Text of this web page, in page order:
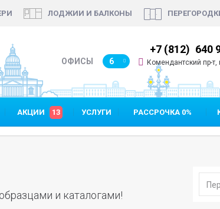
ЛОДЖИИ И БАЛКОНЫ
ОФИСЫ 6
640 90 48 +7 (812) 640
Комендантский пр-
АКЦИИ 13 УСЛУГИ РАССРОЧКА 0%
и каталогами!